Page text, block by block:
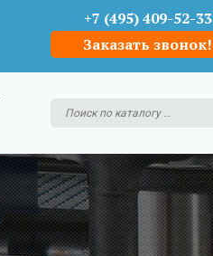
+7 (495) 409-52-33
Заказать звонок!